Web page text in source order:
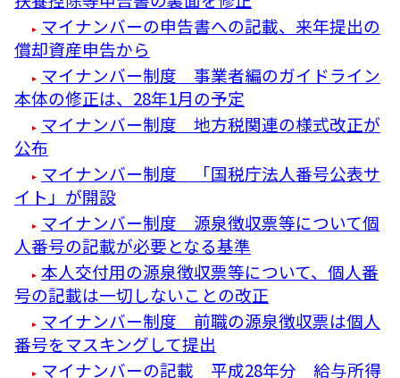
マイナンバーの申告書への記載、来年提出の
償却資産申告から
マイナンバー制度 事業者編のガイドライン
本体の修正は、28年1月の予定
マイナンバー制度 地方税関連の様式改正が
公布
マイナンバー制度 「国税庁法人番号公表サ
イト」が開設
マイナンバー制度 源泉徴収票等について個
人番号の記載が必要となる基準
本人交付用の源泉徴収票等について、個人番
号の記載は一切しないことの改正
マイナンバー制度 前職の源泉徴収票は個人
番号をマスキングして提出
マイナンバーの記載 平成28年分 給与所得